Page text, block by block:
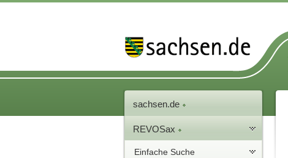
sachsen.de
REVOSax
Einfache Suche